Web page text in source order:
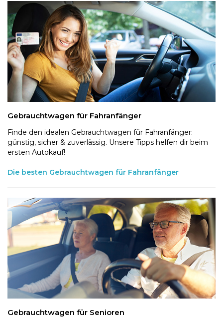
Gebrauchtwagen für Fahranfänger
Finde den idealen Gebrauchtwagen für Fahranfänger:
günstig, sicher & zuverlässig. Unsere Tipps helfen dir beim
ersten Autokauf!
Die besten Gebrauchtwagen für Fahranfänger
Gebrauchtwagen für Senioren